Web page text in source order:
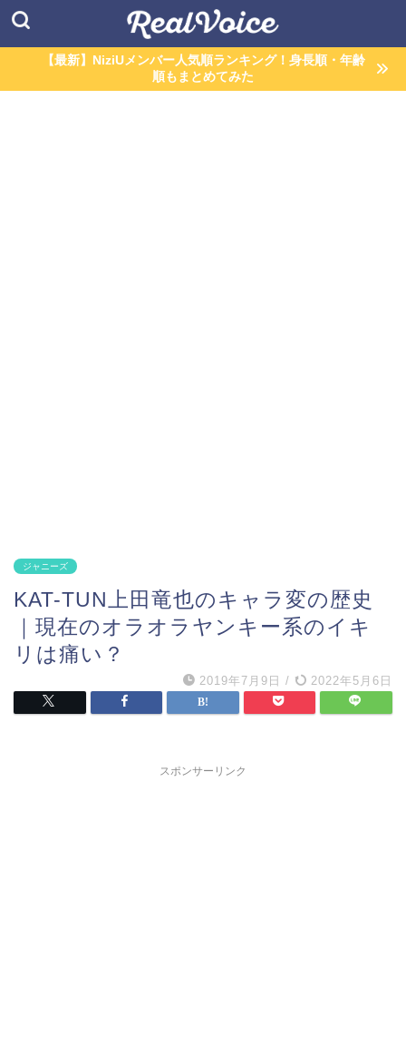
【最新】NiziUメンバー人気順ランキング！身長順・年齢
順もまとめてみた
ジャニーズ
KAT-TUN上田竜也のキャラ変の歴史
｜現在のオラオラヤンキー系のイキ
リは痛い？
2019年7月9日 / 2022年5月6日
スポンサーリンク